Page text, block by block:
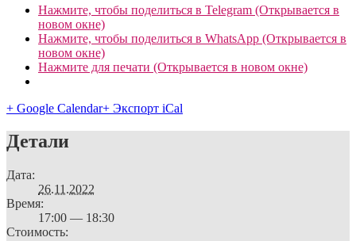
Нажмите, чтобы поделиться в Telegram (Открывается в
новом окне)
Нажмите, чтобы поделиться в WhatsApp (Открывается в
новом окне)
Нажмите для печати (Открывается в новом окне)
+ Google Calendar+ Экспорт iCal
Детали
Дата:
26.11.2022
Время:
17:00 — 18:30
Стоимость: